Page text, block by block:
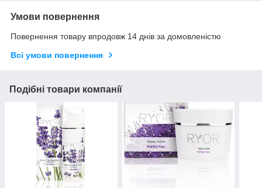
Умови повернення
Повернення товару впродовж 14 днів за домовленістю
Всі умови повернення
Подібні товари компанії